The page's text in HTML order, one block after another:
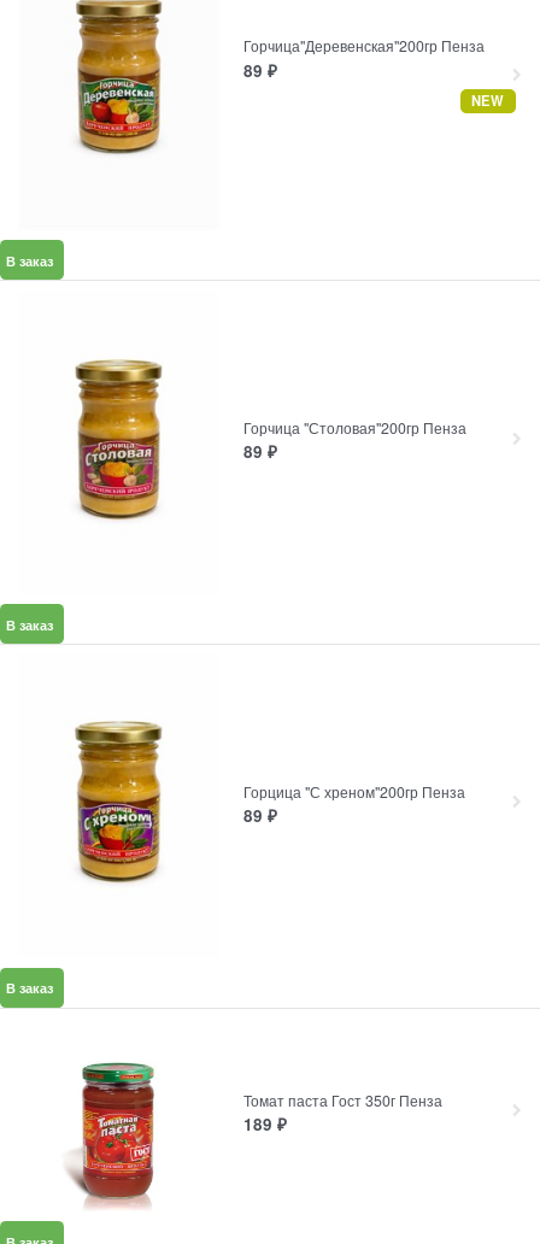
Горчица"Деревенская"200гр Пенза
89 ₽
NEW
В заказ
Горчица "Столовая"200гр Пенза
89 ₽
В заказ
Горцица "С хреном"200гр Пенза
89 ₽
В заказ
Томат паста Гост 350г Пенза
189 ₽